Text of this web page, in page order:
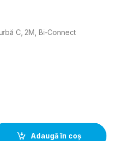
C, 2M, Bi-Connect
2P, 6A, 6kA, curba C, 2M, Bi-
Adaugă în coș